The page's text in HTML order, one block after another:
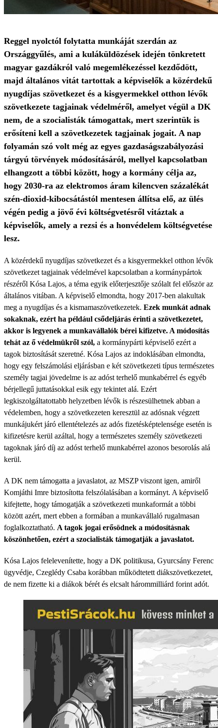
Reggel nyolctól folytatta munkáját szerdán az
Országgyűlés, ami a kuláküldözések idején tönkretett
magyar gazdákról való megemlékezéssel kezdődött,
majd általános vitát tartottak a képviselők a közérdekű
nyugdíjas szövetkezet és a kisgyermekkel otthon lévők
szövetkezete tagjainak védelméről, amelyet végül a DK
nem, de a szocialisták támogattak, mert szerintük is
erősíteni kell a szövetkezetek tagjainak jogait. A nap
folyamán szó volt még az egyes gazdaságszabályozási
tárgyú törvények módosításáról, mellyel kapcsolatban
elhangzott a többi között, hogy a kormány célja az,
hogy 2030-ra az elektromos áram kilencven százalékát
szén-dioxid-kibocsátástól mentesen állítsa elő, az ülés
végén pedig a jövő évi költségvetésről vitáztak a
képviselők, amely a rezsi és a honvédelem költségvetése
lesz.
A közérdekű nyugdíjas szövetkezet és a kisgyermekkel otthon lévők
szövetkezet tagjainak védelmével kapcsolatban a kormánypártok
részéről Kósa Lajos, a téma egyik előterjesztője szólalt fel először az
általános vitában. A képviselő elmondta, hogy 2017-ben alakultak
meg a nyugdíjas és a kismamaszövetkezetek. Ezek munkát adnak
sokaknak, ezért ha például csődeljárás érinti a szövetkezetet,
akkor is legyenek a munkavállalók bérei kifizetve. A módosítás
tehát az ő védelmükről szól, a kormánypárti képviselő ezért a
tagok biztosítását szeretné. Kósa Lajos az indoklásában elmondta,
hogy egy felszámolási eljárásban e két szövetkezeti típus természetes
személy tagjai jövedelme is az adóst terhelő munkabérrel és egyéb
bérjellegű juttatásokkal esik egy tekintet alá. Ezért
legkiszolgáltatottabb helyzetben lévők is részesülhetnek abban a
védelemben, hogy a szövetkezeten keresztül az adósnak végzett
munkájukért járó ellentételezés az adós fizetésképtelensége esetén is
kifizetésre kerül azáltal, hogy a természetes személy szövetkezeti
tagoknak járó díj az adóst terhelő munkabérrel azonos besorolás alá
kerül.
A DK nem támogatta a javaslatot, az MSZP viszont igen, amiről
Komjáthi Imre biztosította felszólalásában a kormányt. A képviselő
kifejtette, hogy támogatják a szövetkezeti munkaformát a többi
között azért, mert ebben a formában a munkavállaló rugalmasan
foglalkoztatható. A tagok jogai erősödnek a módosításnak
köszönhetően, ezért a szocialisták támogatják a javaslatot.
Kósa Lajos felelevenítette, hogy a DK politikusa, Gyurcsány Ferenc
ügyvédje, Czeglédy Csaba korábban működtetett diákszövetkezetet,
de nem fizette ki a diákok bérét és elcsalt hárommilliárd forint adót.